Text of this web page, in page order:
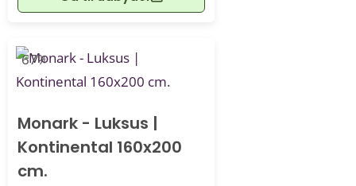
-67%
Monark - Luksus |
Kontinental 160x200
cm.